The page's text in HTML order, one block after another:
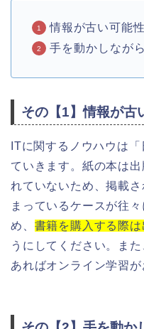
情報が古い可能
手を動かしなが
その【1】情報が古
ITに関するノウハウは
ていきます。紙の本は
れていないため、掲載
まっているケースが往
め、 書籍を購入する際
うにしてください。ま
あればオンライン学習が